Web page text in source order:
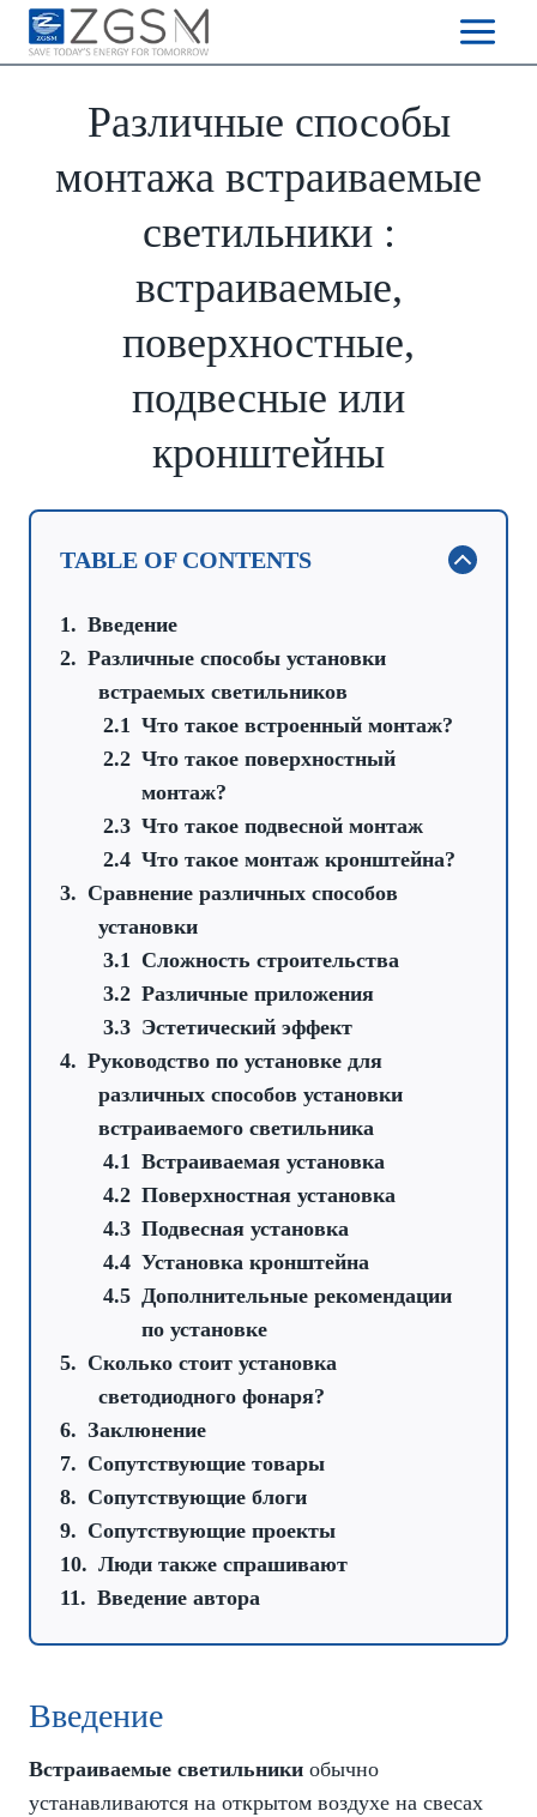
Skip
Различные способы
монтажа встраиваемые
светильники :
встраиваемые,
поверхностные,
подвесные или
кронштейны
TABLE OF CONTENTS
Введение
Различные способы установки
встраемых светильников
Что такое встроенный монтаж?
Что такое поверхностный
монтаж?
Что такое подвесной монтаж
Что такое монтаж кронштейна?
Сравнение различных способов
установки
Сложность строительства
Различные приложения
Эстетический эффект
Руководство по установке для
различных способов установки
встраиваемого светильника
Встраиваемая установка
Поверхностная установка
Подвесная установка
Установка кронштейна
Дополнительные рекомендации
по установке
Сколько стоит установка
светодиодного фонаря?
Заклюнение
Сопутствующие товары
Сопутствующие блоги
Сопутствующие проекты
Люди также спрашивают
Введение автора
Введение
Встраиваемые светильники обычно
устанавливаются на открытом воздухе на свесах